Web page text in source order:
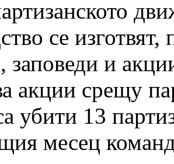
се
заповеди и
акции срещу
убити 13
месец